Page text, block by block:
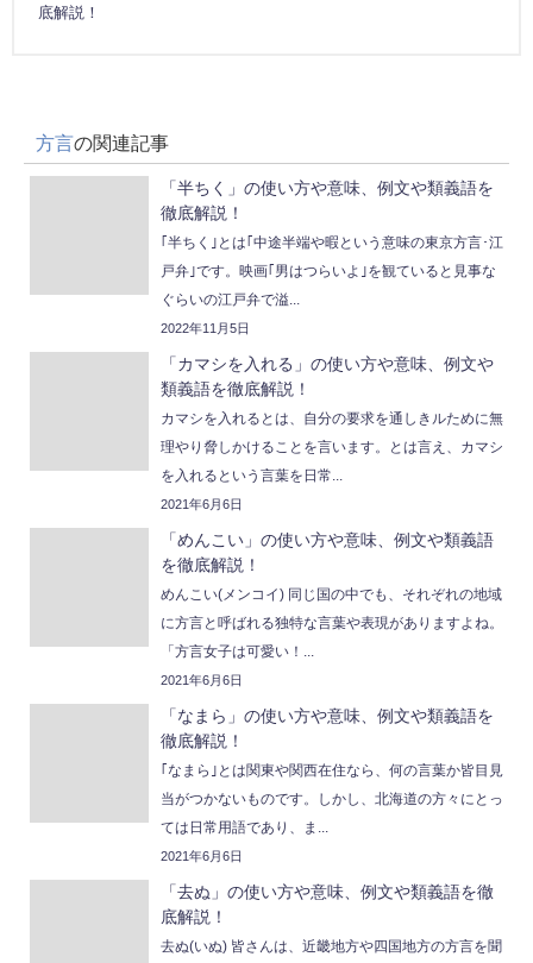
底解説！
方言の関連記事
「半ちく」の使い方や意味、例文や類義語を
徹底解説！
｢半ちく｣とは｢中途半端や暇という意味の東京方言･江
戸弁｣です。映画｢男はつらいよ｣を観ていると見事な
ぐらいの江戸弁で溢...
2022年11月5日
「カマシを入れる」の使い方や意味、例文や
類義語を徹底解説！
カマシを入れるとは、自分の要求を通しきルために無
理やり脅しかけることを言います。とは言え、カマシ
を入れるという言葉を日常...
2021年6月6日
「めんこい」の使い方や意味、例文や類義語
を徹底解説！
めんこい(メンコイ) 同じ国の中でも、それぞれの地域
に方言と呼ばれる独特な言葉や表現がありますよね。
「方言女子は可愛い！...
2021年6月6日
「なまら」の使い方や意味、例文や類義語を
徹底解説！
｢なまら｣とは関東や関西在住なら、何の言葉か皆目見
当がつかないものです。しかし、北海道の方々にとっ
ては日常用語であり、ま...
2021年6月6日
「去ぬ」の使い方や意味、例文や類義語を徹
底解説！
去ぬ(いぬ) 皆さんは、近畿地方や四国地方の方言を聞